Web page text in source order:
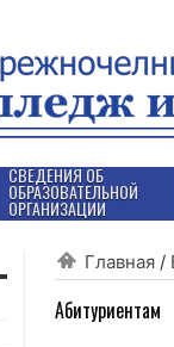
СВЕДЕНИЯ ОБ
ОБРАЗОВАТЕЛЬНОЙ
ОРГАНИЗАЦИИ
Главная /
Абитуриентам